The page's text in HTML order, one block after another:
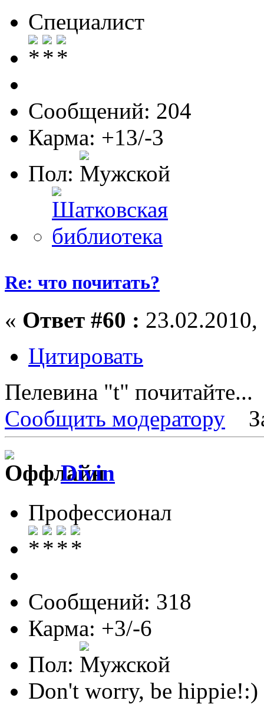
Специалист
Сообщений: 204
Карма: +13/-3
Пол:
Re: что почитать?
« Ответ #60 :
Цитировать
Пелевина "t" почитайте...
Сообщить модератору
Divin
Профессионал
Сообщений: 318
Карма: +3/-6
Пол:
Don't worry, be hippie!:)